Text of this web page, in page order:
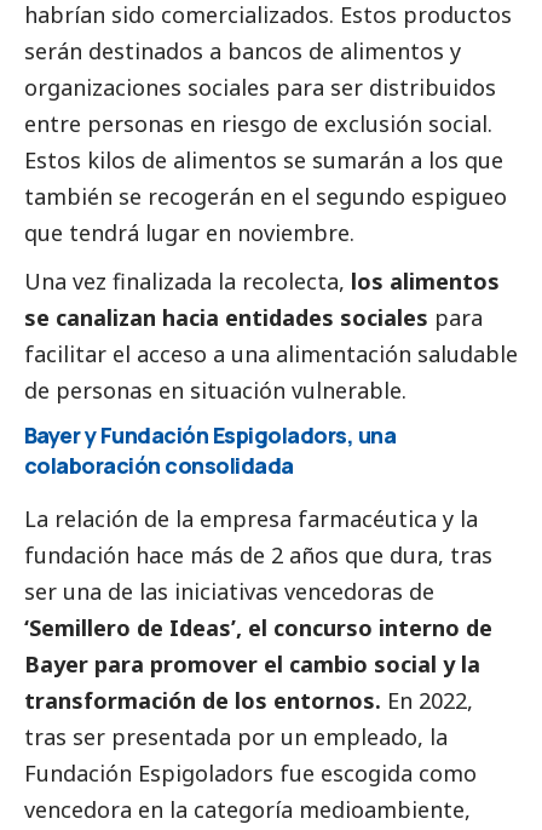
habrían sido comercializados. Estos productos
serán destinados a bancos de alimentos y
organizaciones sociales para ser distribuidos
entre personas en riesgo de exclusión social.
Estos kilos de alimentos se sumarán a los que
también se recogerán en el segundo espigueo
que tendrá lugar en noviembre.
Una vez finalizada la recolecta, los alimentos
se canalizan hacia entidades sociales para
facilitar el acceso a una alimentación saludable
de personas en situación vulnerable.
Bayer y Fundación Espigoladors, una
colaboración consolidada
La relación de la empresa farmacéutica y la
fundación hace más de 2 años que dura, tras
ser una de las iniciativas vencedoras de
‘Semillero de Ideas’, el concurso interno de
Bayer para promover el cambio social y la
transformación de los entornos. En 2022,
tras ser presentada por un empleado, la
Fundación Espigoladors fue escogida como
vencedora en la categoría medioambiente,